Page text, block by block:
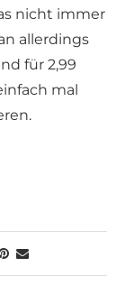
nicht immer
allerdings
für 2,99
mal